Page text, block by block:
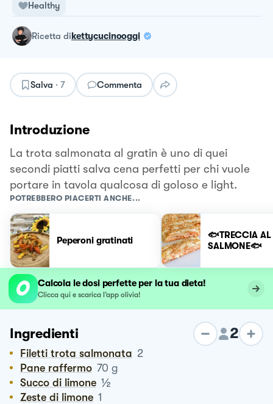
Healthy
ricetta dikettycucinooggi
Salva · 7 Commenta
Introduzione
La trota salmonata al gratin è uno di quei
secondi piatti salva cena perfetti per chi vuole
portare in tavola qualcosa di goloso e light.
POTREBBERO PIACERTI ANCHE...
Peperoni gratinati
🐟TRECCIA AL
SALMONE🐟
Calcola le dosi perfette per la tua dieta!
Clicca qui e scarica l’app olivia!
Ingredienti 2
Filetti trota salmonata 2
Pane raffermo 70 g
Succo di limone ½
Zeste di limone 1